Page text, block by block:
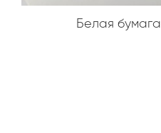
Белая бумага